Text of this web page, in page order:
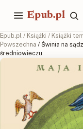
Epub.pl
Epub.pl / Książki / Książki
Powszechna / Świnia na
średniowieczu.